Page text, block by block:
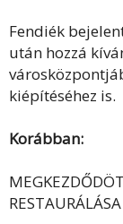
Fendiék
után hozzá
kiépítéséhez is.
Korábban:
RESTAURÁLÁSA